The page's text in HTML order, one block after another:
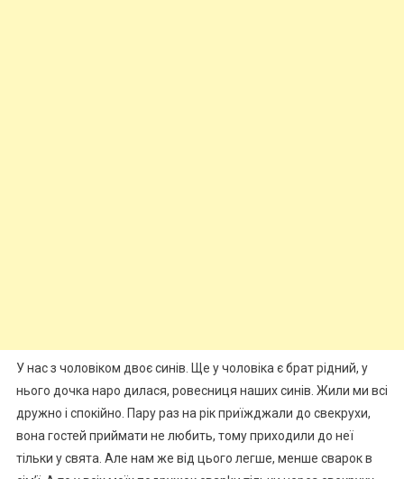
У нас з чоловіком двоє синів. Ще у чоловіка є брат рідний, у
нього дочка наро дилася, ровесниця наших синів. Жили ми всі
дружно і спокійно. Пару раз на рік приїжджали до свекрухи,
вона гостей приймати не любить, тому приходили до неї
тільки у свята. Але нам же від цього легше, менше сварок в